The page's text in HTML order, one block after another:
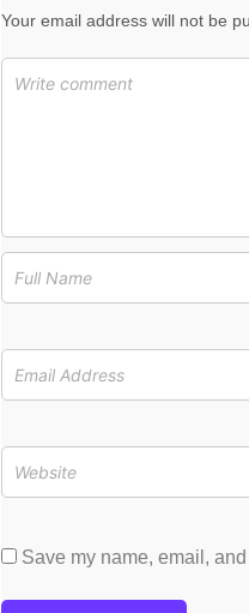
Your email address will not be
Save my name, email,